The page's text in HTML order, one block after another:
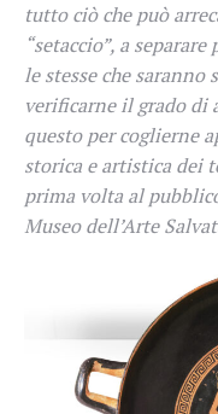
tutto ciò che può
“setaccio”, a
le stesse che
verificarne il grado
questo per coglierne
storica e artistica dei
prima volta al
Museo dell’Arte